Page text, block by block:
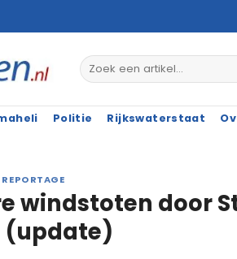
Politie Rijkswaterstaat
REPORTAGE
windstoten door
(update)